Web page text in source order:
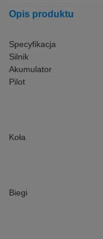
Opis produktu
Specyfikacja
Silnik
Akumulator
Pilot
Koła
Biegi